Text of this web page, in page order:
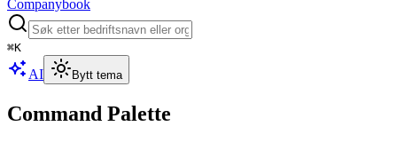
Companybook
⌘K
AI Bytt tema
Command Palette